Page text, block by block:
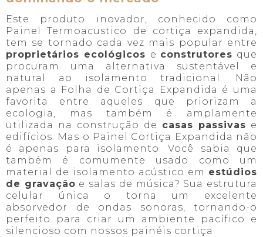
Este produto inovador, conhecido como
Painel Termoacustico de cortiça expandida,
tem se tornado cada vez mais popular entre
proprietários ecológicos e construtores que
procuram uma alternativa sustentável e
natural ao isolamento tradicional. Não
apenas a Folha de Cortiça Expandida é uma
favorita entre aqueles que priorizam a
ecologia, mas também é amplamente
utilizada na construção de casas passivas e
edifícios. Mas o Painel Cortiça Expandida não
é apenas para isolamento. Você sabia que
também é comumente usado como um
material de isolamento acústico em estúdios
de gravação e salas de música? Sua estrutura
celular única o torna um excelente
absorvedor de ondas sonoras, tornando-o
perfeito para criar um ambiente pacífico e
silencioso com nossos painéis cortiça.